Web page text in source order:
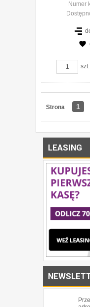
Numer
szt.
Strona 1
LEASING